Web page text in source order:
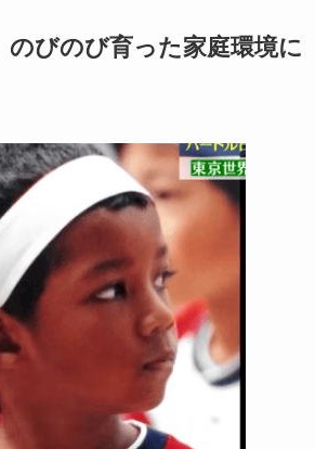
のびのび育った家庭環境に